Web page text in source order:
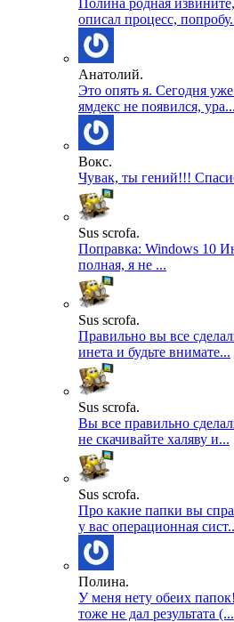
описал процесс,
Анатолий.
Это опять я. Сегодня
ямдекс не появился, ура...
Вокс.
Чувак, ты гений!!!
Sus scrofa.
Поправка: Windows 10
полная, я не ...
Sus scrofa.
Правильно вы все
инета и будьте внимате...
Sus scrofa.
Вы все правильно
не скачивайте халяву и...
Sus scrofa.
Про какие папки вы
у вас операционная
Полина.
У меня нету обеих
тоже не дал результата (...